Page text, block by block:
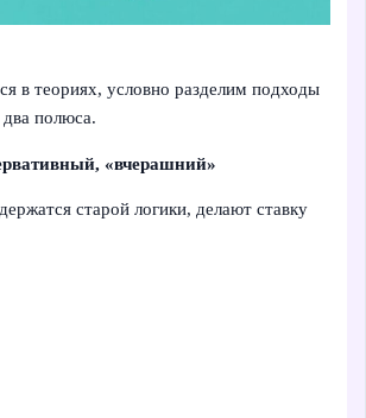
в теориях, условно разделим подходы
полюса.
«вчерашний»
старой логики, делают ставку